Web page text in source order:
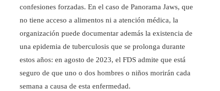
confesiones forzadas. En el caso de Panorama Jaws, que
no tiene acceso a alimentos ni a atención médica, la
organización puede documentar además la existencia de
una epidemia de tuberculosis que se prolonga durante
estos años: en agosto de 2023, el FDS admite que está
seguro de que uno o dos hombres o niños morirán cada
semana a causa de esta enfermedad.